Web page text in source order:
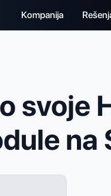
Kompanija
svoje
na